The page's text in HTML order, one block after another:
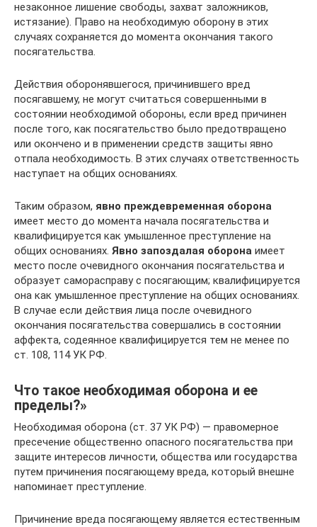
незаконное лишение свободы, захват заложников,
истязание). Право на необходимую оборону в этих
случаях сохраняется до момента окончания такого
посягательства.
Действия оборонявшегося, причинившего вред
посягавшему, не могут считаться совершенными в
состоянии необходимой обороны, если вред причинен
после того, как посягательство было предотвращено
или окончено и в применении средств защиты явно
отпала необходимость. В этих случаях ответственность
наступает на общих основаниях.
Таким образом, явно преждевременная оборона
имеет место до момента начала посягательства и
квалифицируется как умышленное преступление на
общих основаниях. Явно запоздалая оборона имеет
место после очевидного окончания посягательства и
образует саморасправу с посягающим; квалифицируется
она как умышленное преступление на общих основаниях.
В случае если действия лица после очевидного
окончания посягательства совершались в состоянии
аффекта, содеянное квалифицируется тем не менее по
ст. 108, 114 УК РФ.
Что такое необходимая оборона и ее
пределы?»
Необходимая оборона (ст. 37 УК РФ) — правомерное
пресечение общественно опасного посягательства при
защите интересов личности, общества или государства
путем причинения посягающему вреда, который внешне
напоминает преступление.
Причинение вреда посягающему является естественным